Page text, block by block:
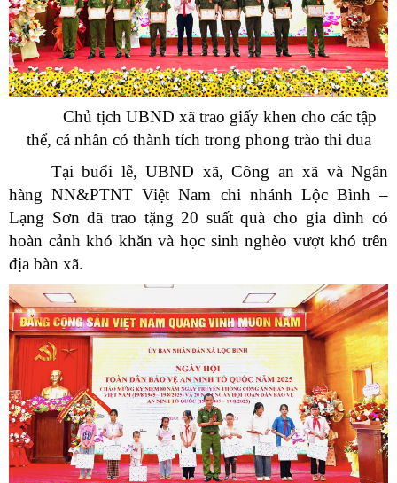
Chủ tịch UBND xã trao giấy khen cho các tập
thể, cá nhân có thành tích trong phong trào thi đua
Tại buổi lễ, UBND xã, Công an xã và Ngân
hàng NN&PTNT Việt Nam chi nhánh Lộc Bình –
Lạng Sơn đã trao tặng 20 suất quà cho gia đình có
hoàn cảnh khó khăn và học sinh nghèo vượt khó trên
địa bàn xã.